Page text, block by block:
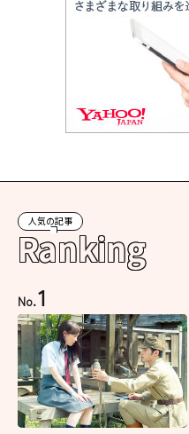
人気の記事
Ranking
No.1